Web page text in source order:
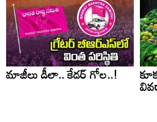
మాజీలు డీలా.. కేడర్‌ గోల..!